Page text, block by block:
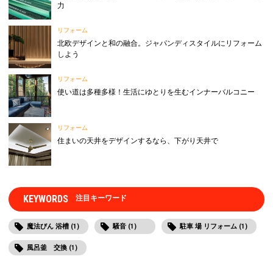
力
リフォーム
北欧デザインと和の融合。ジャパンディスタイルにリフォーム
しよう
リフォーム
使い道は多種多様！生活にゆとりを生むインナーバルコニー
リフォーム
住まいの天井をデザインするなら、下がり天井で
KEYWORDS 注目キーワード
魔法びん 浴槽 (1) 騒音 (1) 駐車 場 リフォーム (1)
風呂釜 交換 (1)